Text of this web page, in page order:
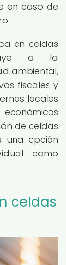
en caso de
en celdas
a la
ambiental,
fiscales y
locales
de celdas
una opción
como
celdas